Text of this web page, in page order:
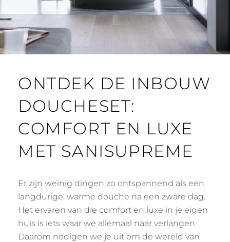
ONTDEK DE INBOUW
DOUCHESET:
COMFORT EN LUXE
MET SANISUPREME
Er zijn weinig dingen zo ontspannend als een
langdurige, warme douche na een zware dag.
Het ervaren van die comfort en luxe in je eigen
huis is iets waar we allemaal naar verlangen.
Daarom nodigen we je uit om de wereld van